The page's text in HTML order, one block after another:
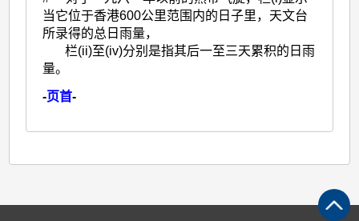
当它位于香港600公里范围内的日子里，天文台
所录得的总日雨量，
栏(ii)至(iv)分别是指其后一至三天累积的日雨
量。
-页首-